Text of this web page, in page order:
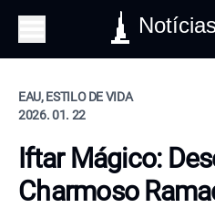
EAU, ESTILO DE VIDA
2026. 01. 22
Iftar Mágico:
Charmoso